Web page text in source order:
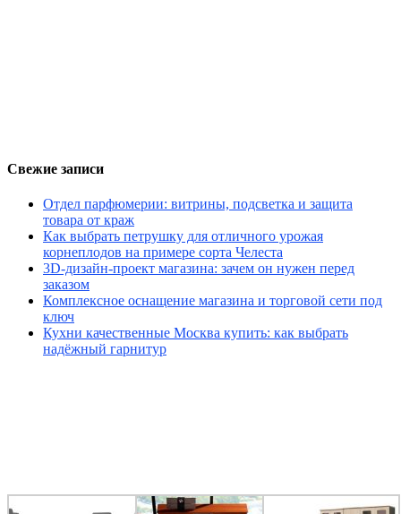
Свежие записи
Отдел парфюмерии: витрины, подсветка и защита
товара от краж
Как выбрать петрушку для отличного урожая
корнеплодов на примере сорта Челеста
3D-дизайн-проект магазина: зачем он нужен перед
заказом
Комплексное оснащение магазина и торговой сети под
ключ
Кухни качественные Москва купить: как выбрать
надёжный гарнитур